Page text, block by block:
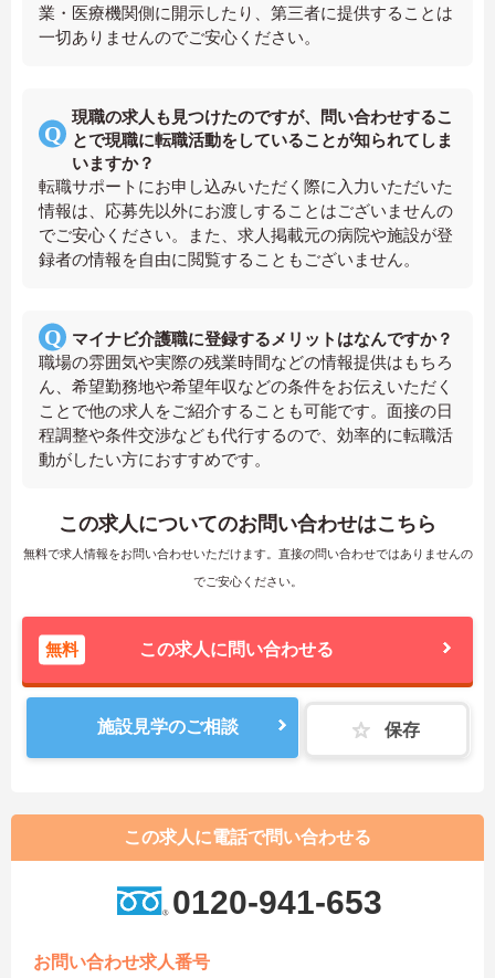
業・医療機関側に開示したり、第三者に提供することは
一切ありませんのでご安心ください。
現職の求人も見つけたのですが、問い合わせするこ
とで現職に転職活動をしていることが知られてしま
いますか？
転職サポートにお申し込みいただく際に入力いただいた
情報は、応募先以外にお渡しすることはございませんの
でご安心ください。また、求人掲載元の病院や施設が登
録者の情報を自由に閲覧することもございません。
マイナビ介護職に登録するメリットはなんですか？
職場の雰囲気や実際の残業時間などの情報提供はもちろ
ん、希望勤務地や希望年収などの条件をお伝えいただく
ことで他の求人をご紹介することも可能です。面接の日
程調整や条件交渉なども代行するので、効率的に転職活
動がしたい方におすすめです。
この求人についてのお問い合わせはこちら
無料で求人情報をお問い合わせいただけます。直接の問い合わせではありませんの
でご安心ください。
無料 この求人に問い合わせる
施設見学のご相談 保存
この求人に電話で問い合わせる
0120-941-653
お問い合わせ求人番号